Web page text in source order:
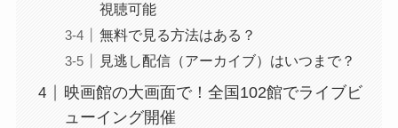
視聴可能
無料で見る方法はある？
見逃し配信（アーカイブ）はいつまで？
映画館の大画面で！全国102館でライブビ
ューイング開催